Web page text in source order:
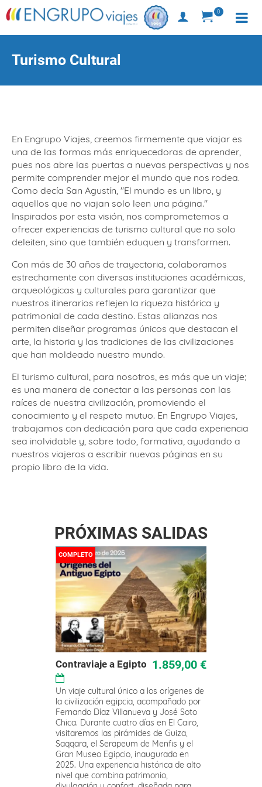
0
Turismo Cultural
En Engrupo Viajes, creemos firmemente que viajar es
una de las formas más enriquecedoras de aprender,
pues nos abre las puertas a nuevas perspectivas y nos
permite comprender mejor el mundo que nos rodea.
Como decía San Agustín, "El mundo es un libro, y
aquellos que no viajan solo leen una página."
Inspirados por esta visión, nos comprometemos a
ofrecer experiencias de turismo cultural que no solo
deleiten, sino que también eduquen y transformen.
Con más de 30 años de trayectoria, colaboramos
estrechamente con diversas instituciones académicas,
arqueológicas y culturales para garantizar que
nuestros itinerarios reflejen la riqueza histórica y
patrimonial de cada destino. Estas alianzas nos
permiten diseñar programas únicos que destacan el
arte, la historia y las tradiciones de las civilizaciones
que han moldeado nuestro mundo.
El turismo cultural, para nosotros, es más que un viaje;
es una manera de conectar a las personas con las
raíces de nuestra civilización, promoviendo el
conocimiento y el respeto mutuo. En Engrupo Viajes,
trabajamos con dedicación para que cada experiencia
sea inolvidable y, sobre todo, formativa, ayudando a
nuestros viajeros a escribir nuevas páginas en su
propio libro de la vida.
PRÓXIMAS SALIDAS
COMPLETO
Contraviaje a Egipto 1.859,00 €
Este
producto
tiene
múltiples
variantes.
Las
opciones
se
pueden
elegir
Un viaje cultural único a los orígenes de
la civilización egipcia, acompañado por
Fernando Díaz Villanueva y José Soto
Chica. Durante cuatro días en El Cairo,
visitaremos las pirámides de Guiza,
Saqqara, el Serapeum de Menfis y el
Gran Museo Egipcio, inaugurado en
2025. Una experiencia histórica de alto
nivel que combina patrimonio,